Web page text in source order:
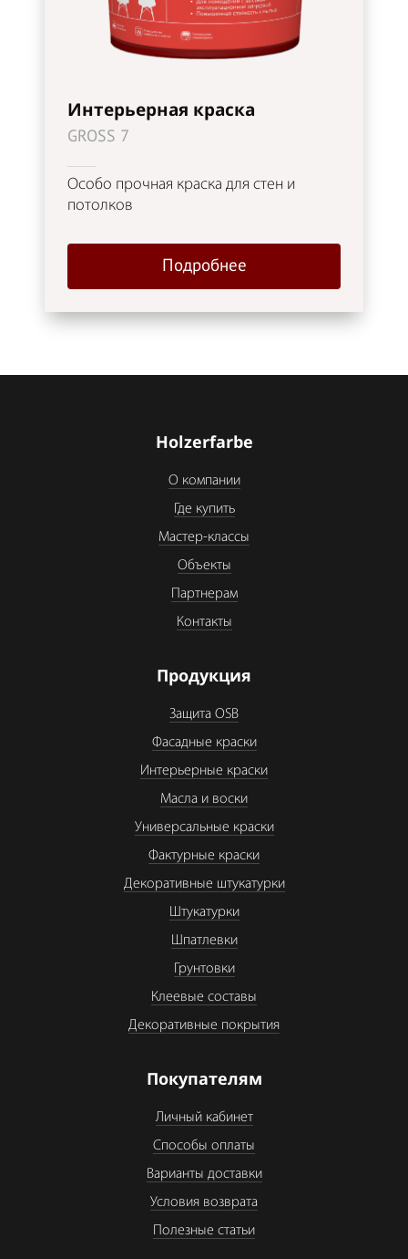
Интерьерная краска
GROSS 7
Особо прочная краска для стен и
потолков
Подробнее
Holzerfarbe
О компании
Где купить
Мастер-классы
Объекты
Партнерам
Контакты
Продукция
Защита OSB
Фасадные краски
Интерьерные краски
Масла и воски
Универсальные краски
Фактурные краски
Декоративные штукатурки
Штукатурки
Шпатлевки
Грунтовки
Клеевые составы
Декоративные покрытия
Покупателям
Личный кабинет
Способы оплаты
Варианты доставки
Условия возврата
Полезные статьи